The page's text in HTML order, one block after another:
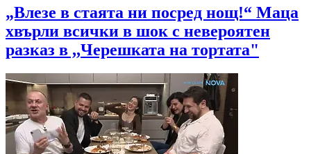
„Влезе в стаята ни посред нощ!“ Маца
хвърли всички в шок с невероятен
разказ в ,,Черешката на тортата"